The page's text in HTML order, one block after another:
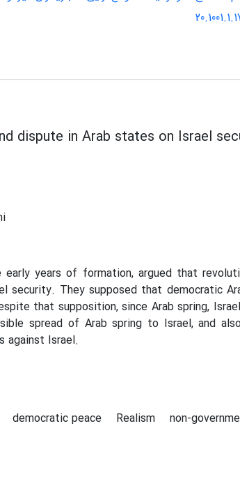
dispute in Arab states on Israel
years of formation, argued that
security. They supposed that democratic
that supposition, since Arab spring,
spread of Arab spring to Israel, and
against Israel.
democratic peace Realism non-